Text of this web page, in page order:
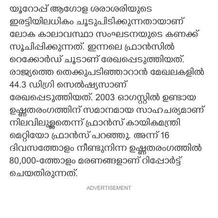
യൂറോപ്പ് ആഗോള ശരാശരിയുടെ
ഇരട്ടിയിലധികം ചൂടുപിടിക്കുന്നതായാണ്
ലോക കാലാവസ്ഥാ സംഘടനയുടെ കണക്ക്
സൂചിപ്പിക്കുന്നത്. ഇന്നലെ ഫ്രാൻസിൽ
റെക്കോർഡ് ചൂടാണ് രേഖപ്പെടുത്തിയത്.
രാജ്യത്തെ തെക്കുപടിഞ്ഞാറാൻ മേഖലകളിൽ
44.3 ഡിഗ്രി സെൽഷ്യസാണ്
രേഖപ്പെടുത്തിയത്. 2003 ഓഗസ്റ്റിൽ ഉണ്ടായ
ഉഷ്ണതരംഗത്തിന് സമാനമായ സാഹചര്യമാണ്
നിലവിലുള്ളതെന്ന് ഫ്രാൻസ് കായികമന്ത്രി
മെറ്റിയോ ഫ്രാൻസ് പറഞ്ഞു. അന്ന് 16
ദിവസത്തോളം നീണ്ടുനിന്ന ഉഷ്ണതരംഗത്തിൽ
80,​000-ത്തോളം മരണങ്ങളാണ് റിപ്പോർട്ട്
ചെയതിരുന്നത്.
ADVERTISEMENT